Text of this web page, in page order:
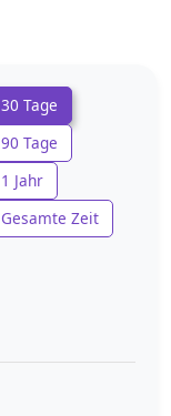
30 Tage
90 Tage
1 Jahr
Gesamte Zeit